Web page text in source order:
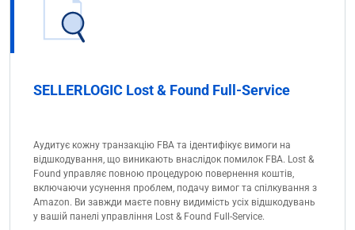
SELLERLOGIC Lost & Found Full-Service
Аудитує кожну транзакцію FBA та ідентифікує вимоги на
відшкодування, що виникають внаслідок помилок FBA. Lost &
Found управляє повною процедурою повернення коштів,
включаючи усунення проблем, подачу вимог та спілкування з
Amazon. Ви завжди маєте повну видимість усіх відшкодувань
у вашій панелі управління Lost & Found Full-Service.